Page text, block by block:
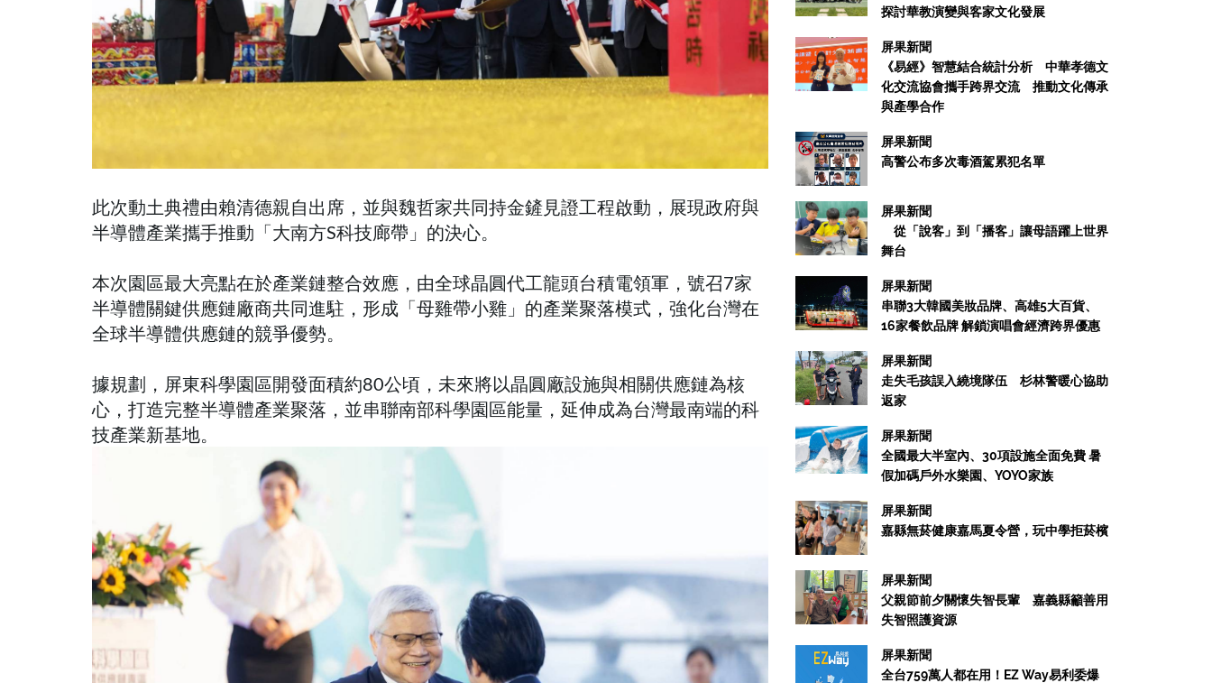
此次動土典禮由賴清德親自出席，並與魏哲家共同持金鏟見證工程啟動，展現政府與
半導體產業攜手推動「大南方S科技廊帶」的決心。
本次園區最大亮點在於產業鏈整合效應，由全球晶圓代工龍頭台積電領軍，號召7家
半導體關鍵供應鏈廠商共同進駐，形成「母雞帶小雞」的產業聚落模式，強化台灣在
全球半導體供應鏈的競爭優勢。
據規劃，屏東科學園區開發面積約80公頃，未來將以晶圓廠設施與相關供應鏈為核
心，打造完整半導體產業聚落，並串聯南部科學園區能量，延伸成為台灣最南端的科
技產業新基地。
探討華教演變與客家文化發展
屏果新聞
《易經》智慧結合統計分析 中華孝德文
化交流協會攜手跨界交流 推動文化傳承
與產學合作
屏果新聞
高警公布多次毒酒駕累犯名單
屏果新聞
從「說客」到「播客」讓母語躍上世界
舞台
屏果新聞
串聯3大韓國美妝品牌、高雄5大百貨、
16家餐飲品牌 解鎖演唱會經濟跨界優惠
屏果新聞
走失毛孩誤入繞境隊伍 杉林警暖心協助
返家
屏果新聞
全國最大半室內、30項設施全面免費 暑
假加碼戶外水樂園、YOYO家族
屏果新聞
嘉縣無菸健康嘉馬夏令營，玩中學拒菸檳
屏果新聞
父親節前夕關懷失智長輩 嘉義縣籲善用
失智照護資源
屏果新聞
全台759萬人都在用！EZ Way易利委爆